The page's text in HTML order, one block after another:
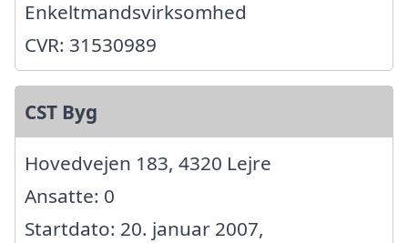
Enkeltmandsvirksomhed
CVR: 31530989
CST Byg
Hovedvejen 183, 4320 Lejre
Ansatte: 0
Startdato: 20. januar 2007,